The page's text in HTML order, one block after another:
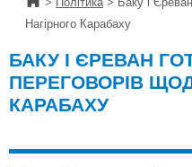
Нагірного Карабаху
БАКУ І ЄРЕВАН
ПЕРЕГОВОРІВ
КАРАБАХУ